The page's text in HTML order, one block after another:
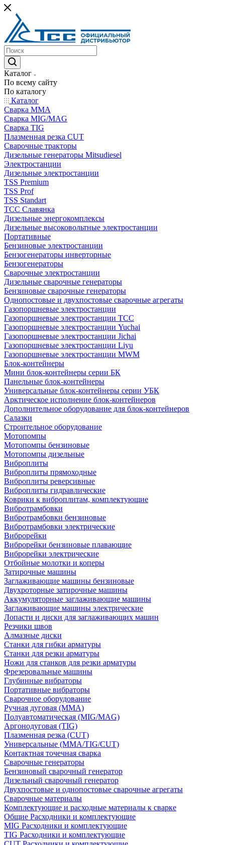
Каталог
По всему сайту
По каталогу
Каталог
Сварка MMA
Сварка MIG/MAG
Сварка TIG
Плазменная резка CUT
Сварочные тракторы
Дизельные генераторы Mitsudiesel
Электростанции
Дизельные электростанции
TSS Premium
TSS Prof
TSS Standart
ТСС Славянка
Дизельные энергокомплексы
Дизельные высоковольтные электростанции
Портативные
Бензиновые электростанции
Бензогенераторы инверторные
Бензогенераторы
Сварочные электростанции
Дизельные сварочные генераторы
Бензиновые сварочные генераторы
Однопостовые и двухпостовые сварочные агрегаты
Газопоршневые электростанции
Газопоршневые электростанции ТСС
Газопоршневые электростанции Yuchai
Газопоршневые электростанции Jichai
Газопоршневые электростанции Liyu
Газопоршневые электростанции MWM
Блок-контейнеры
Мини блок-контейнеры серии БК
Панельные блок-контейнеры
Универсальные блок-контейнеры серии УБК
Арктическое исполнение блок-контейнеров
Дополнительное оборудование для блок-контейнеров
Салазки
Строительное оборудование
Мотопомпы
Мотопомпы бензиновые
Мотопомпы дизельные
Виброплиты
Виброплиты прямоходные
Виброплиты реверсивные
Виброплиты гидравлические
Коврики к виброплитам, комплектующие
Вибротрамбовки
Вибротрамбовки бензиновые
Вибротрамбовки электрические
Виброрейки
Виброрейки бензиновые плавающие
Виброрейки электрические
Отбойные молотки и коперы
Затирочные машины
Заглаживающие машины бензиновые
Двухроторные затирочные машины
Аккумуляторные заглаживающие машины
Заглаживающие машины электрические
Лопасти и диски для заглаживающих машин
Резчики швов
Алмазные диски
Станки для гибки арматуры
Станки для резки арматуры
Ножи для станков для резки арматуры
Фрезеровальные машины
Глубинные вибраторы
Портативные вибраторы
Сварочное оборудование
Ручная дуговая (MMA)
Полуавтоматическая (MIG/MAG)
Аргонодуговая (TIG)
Плазменная резка (CUT)
Универсальные (MMA/TIG/CUT)
Контактная точечная сварка
Сварочные генераторы
Бензиновый сварочный генератор
Дизельный сварочный генератор
Двухпостовые и однопостовые сварочные агрегаты
Сварочные материалы
Комплектующие и расходные материалы к сварке
Общие Расходники и комплектующие
MIG Расходники и комплектующие
TIG Расходники и комплектующие